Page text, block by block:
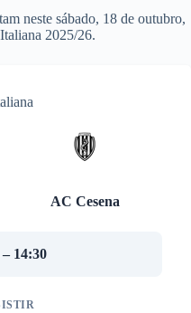
neste sábado, 18 de outubro,
2025/26.
AC Cesena
14:30